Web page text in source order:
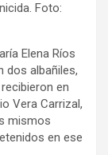
Foto:
Elena Ríos
dos albañiles,
recibieron en
Vera Carrizal,
mismos
en ese